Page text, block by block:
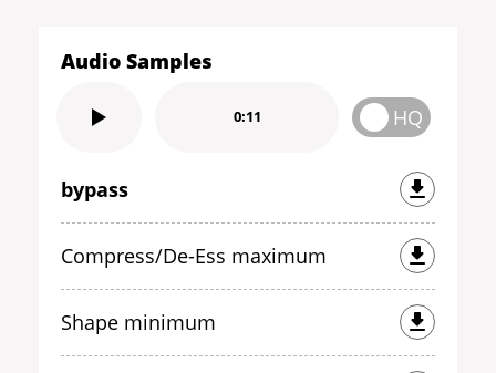
Audio Samples
0:11 HQ
bypass
Compress/De-Ess maximum
Shape minimum